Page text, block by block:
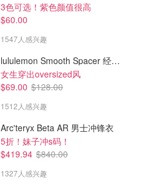
3色可选！紫色颜值很高
$60.00
1547人感兴趣
lululemon Smooth Spacer 经典卫衣
女生穿出oversized风
$69.00 $128.00
1512人感兴趣
Arc'teryx Beta AR 男士冲锋衣
5折！妹子冲s码！
$419.94 $840.00
1327人感兴趣